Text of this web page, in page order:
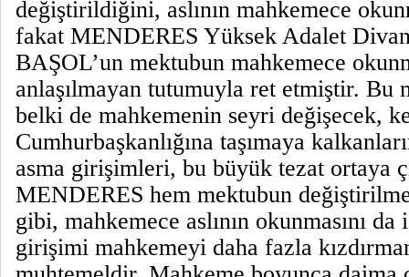
değiştirildiğini, aslının mahkemece
fakat MENDERES Yüksek Adalet
BAŞOL’un mektubun mahkemece
anlaşılmayan tutumuyla ret etmiştir. Bu
belki de mahkemenin seyri değişecek,
Cumhurbaşkanlığına taşımaya
asma girişimleri, bu büyük tezat ortaya
MENDERES hem mektubun
gibi, mahkemece aslının okunmasını
girişimi mahkemeyi daha fazla